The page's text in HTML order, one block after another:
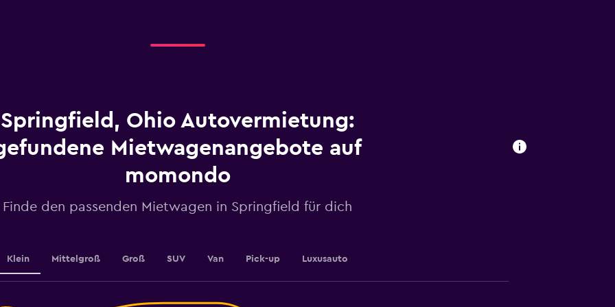
Y
axis
displaying
values.
3.6.
Springfield, Ohio Autovermietung:
Mietwagenangebote auf
momondo
Finde den passenden Mietwagen in Springfield für dich
Klein Mittelgroß Groß SUV Van Pick-up Luxusauto